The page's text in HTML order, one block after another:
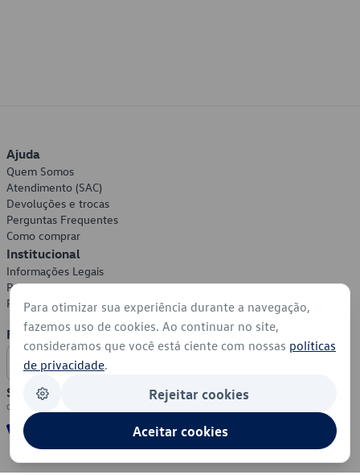
Ajuda
Quem Somos
Atendimento (SAC)
Devoluções e trocas
Perguntas Frequentes
Como comprar
Institucional
Informações Legais
Política de Privacidade
Política de Cookies
Formas de Pagamento
Segurança
Para otimizar sua experiência durante a navegação,
fazemos uso de cookies. Ao continuar no site,
consideramos que você está ciente com nossas políticas
de privacidade.
Rejeitar cookies
Aceitar cookies